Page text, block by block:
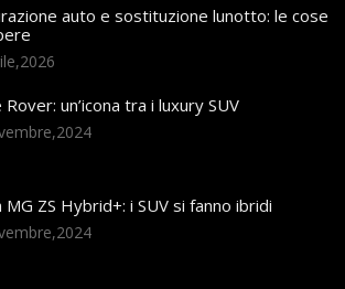
auto e sostituzione lunotto: le cose
Rover: un’icona tra i luxury SUV
MG ZS Hybrid+: i SUV si fanno ibridi